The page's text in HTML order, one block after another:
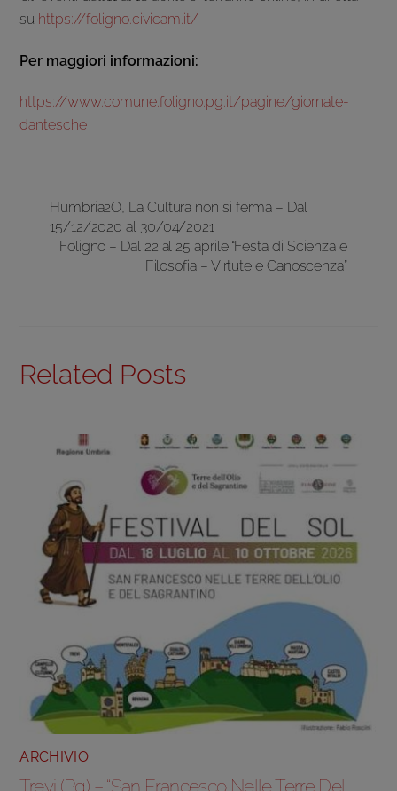
su https://foligno.civicam.it/
Per maggiori informazioni:
https://www.comune.foligno.pg.it/pagine/giornate-
dantesche
Humbria2O, La Cultura non si ferma – Dal
15/12/2020 al 30/04/2021
Foligno – Dal 22 al 25 aprile:“Festa di Scienza e
Filosofia – Virtute e Canoscenza”
Related Posts
ARCHIVIO
Trevi (Pg) – “San Francesco Nelle Terre Del